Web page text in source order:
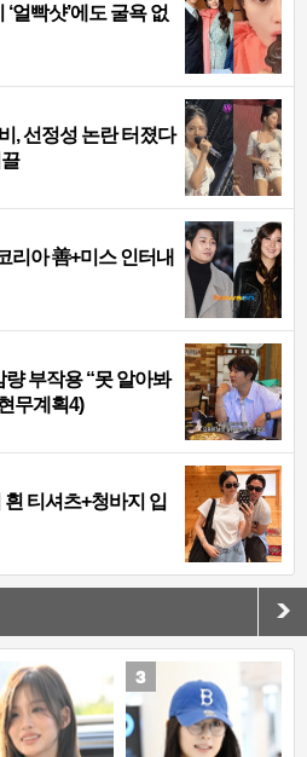
얼빡샷’에도 굴욕 없
, 선정성 논란 터졌다
리아 善+미스 인터내
부작용 “못 알아봐
무계획4)
티셔츠+청바지 입